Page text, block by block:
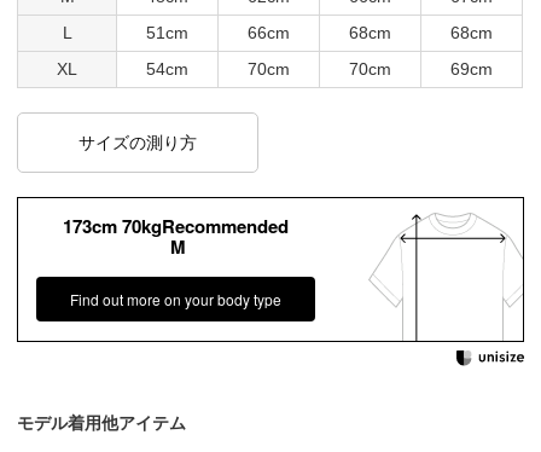
L
51cm 66cm 68cm
68cm
XL
54cm 70cm 70cm 69cm
サイズの測り方
173cm 70kgRecommended
M
Find out more on your body type
モデル着用他アイテム